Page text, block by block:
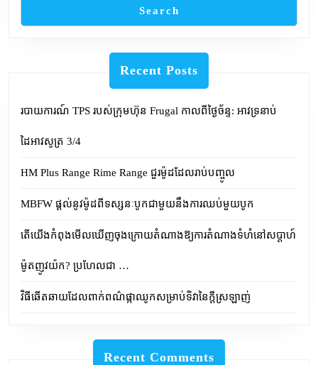
Search
Recent Posts
របាយការណ៍ TPS របស់ក្រុមហ៊ុន Frugal កាលពីថ្ងៃច័ន្ទ: អាវទ្រនាប់
ដៃអាវសូត្រ 3/4
HM Plus Range Rime Range ជួរម៉ូដដែលរាប់បញ្ចូល
MBFW ផ្តល់នូវម៉ូដពីទស្សនៈបូកជាមួយនឹងការឈប់មួយបូក
តើយើងកំពុងមើលឃើញចុងក្រោយតំណាងឱ្យការតំណាងទំហំនៅសប្តាហ៍
ម៉ូតញូវយ៉ក? ប្រហែលជា …
វិធីឆើតឆាយដែលពាក់ពណ៌ផ្កាឈូកសម្រាប់ទិវានៃក្តីស្រឡាញ់
Recent Comments